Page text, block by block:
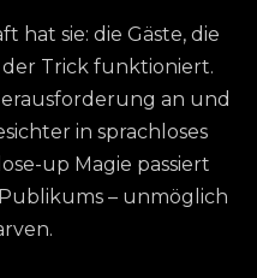
hat sie: die Gäste, die
der Trick funktioniert.
an und
in sprachloses
up Magie passiert
– unmöglich